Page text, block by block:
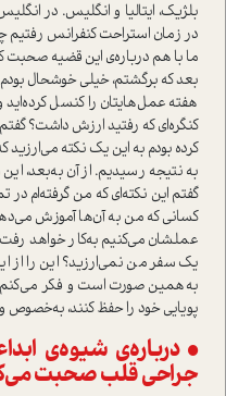
بلژیک، ایتالیا و انگلیس. در
در زمان ا‌ستراحت کنفرانس
ما با هم درباره‌ی این قضیه صحبت
بعد که برگشتم، خیلی خوشحال
هفته عمل‌هایتان را کنسل کرده‌اید
کنگره‌ای که رفتید ارزش داشت؟ گفتم
کرده بودم به این یک نکته
به نتیجه رسیدیم. از آن به‌بعد،
گفتم این نکته‌ای که من گرفته‌ام
کسانی که من به آن‌ها آموزش
عملشان می‌کنیم به‌کار خواهد رفت
یک سفر من نمی‌ارزید؟ این را از
به‌همین صورت ا‌ست و فکر می‌کنم
پویایی خود را حفظ کنند، به‌خصوص
• درباره‌ی شیوه‌ی
جراحی قلب صحبت